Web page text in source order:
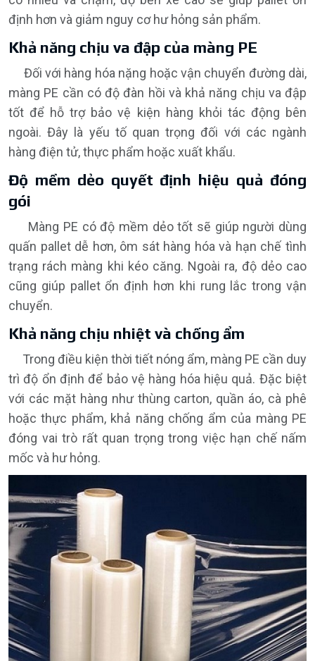
định hơn và giảm nguy cơ hư hỏng sản phẩm.
Khả năng chịu va đập của màng PE
Đối với hàng hóa nặng hoặc vận chuyển đường dài,
màng PE cần có độ đàn hồi và khả năng chịu va đập
tốt để hỗ trợ bảo vệ kiện hàng khỏi tác động bên
ngoài. Đây là yếu tố quan trọng đối với các ngành
hàng điện tử, thực phẩm hoặc xuất khẩu.
Độ mềm dẻo quyết định hiệu quả đóng
gói
Màng PE có độ mềm dẻo tốt sẽ giúp người dùng
quấn pallet dễ hơn, ôm sát hàng hóa và hạn chế tình
trạng rách màng khi kéo căng. Ngoài ra, độ dẻo cao
cũng giúp pallet ổn định hơn khi rung lắc trong vận
chuyển.
Khả năng chịu nhiệt và chống ẩm
Trong điều kiện thời tiết nóng ẩm, màng PE cần duy
trì độ ổn định để bảo vệ hàng hóa hiệu quả. Đặc biệt
với các mặt hàng như thùng carton, quần áo, cà phê
hoặc thực phẩm, khả năng chống ẩm của màng PE
đóng vai trò rất quan trọng trong việc hạn chế nấm
mốc và hư hỏng.